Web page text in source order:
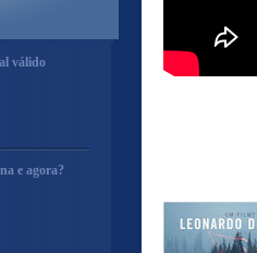
válido
e agora?